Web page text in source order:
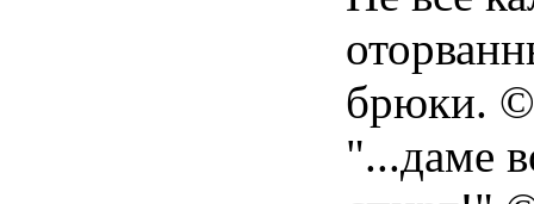
брюки. ©
"...даме